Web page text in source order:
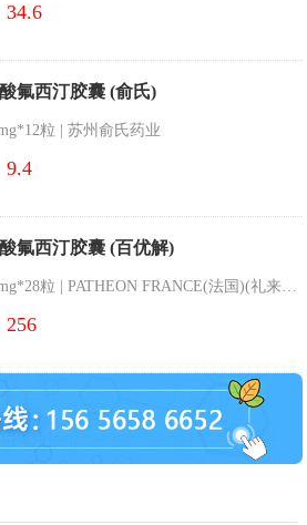
34.6
氟西汀胶囊 (俞氏)
粒 | 苏州俞氏药业
9.4
氟西汀胶囊 (百优解)
20mg*28粒 | PATHEON FRANCE(法国)(礼来苏州制药分装)
256